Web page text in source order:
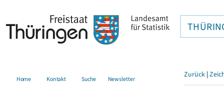
Home Kontakt Suche Newsletter Zurück |